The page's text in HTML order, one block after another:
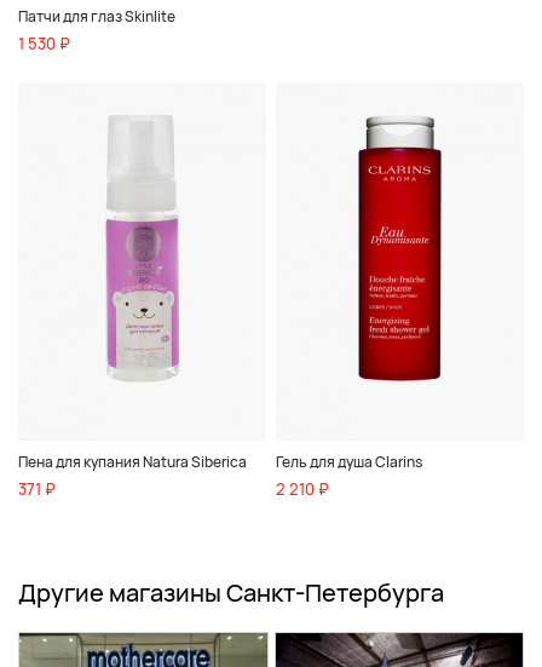
Патчи для глаз Skinlite
1 530 ₽
Пена для купания Natura Siberica
371 ₽
Гель для душа Clarins
2 210 ₽
Другие магазины Санкт-Петербурга